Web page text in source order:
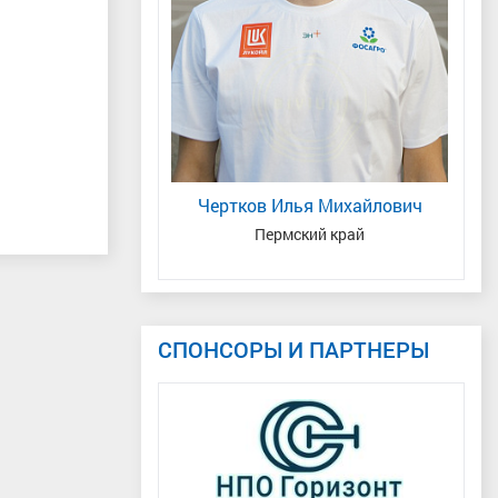
Чертков Илья Михайлович
Пермский край
СПОНСОРЫ И ПАРТНЕРЫ